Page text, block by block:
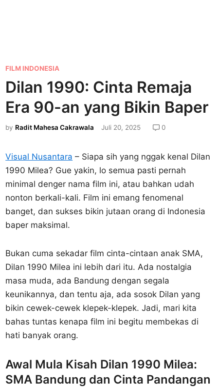
P
o
s
n
FILM INDONESIA
Dilan 1990: Cinta Remaja
Era 90-an yang Bikin Baper
by Radit Mahesa Cakrawala Juli 20, 2025 0
Visual Nusantara – Siapa sih yang nggak kenal Dilan
1990 Milea? Gue yakin, lo semua pasti pernah
minimal denger nama film ini, atau bahkan udah
nonton berkali-kali. Film ini emang fenomenal
banget, dan sukses bikin jutaan orang di Indonesia
baper maksimal.
Bukan cuma sekadar film cinta-cintaan anak SMA,
Dilan 1990 Milea ini lebih dari itu. Ada nostalgia
masa muda, ada Bandung dengan segala
keunikannya, dan tentu aja, ada sosok Dilan yang
bikin cewek-cewek klepek-klepek. Jadi, mari kita
bahas tuntas kenapa film ini begitu membekas di
hati banyak orang.
Awal Mula Kisah Dilan 1990 Milea:
SMA Bandung dan Cinta Pandangan